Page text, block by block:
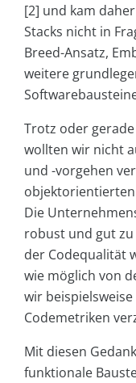
[2] und kam
Stacks nicht in
Breed-Ansatz,
weitere
Trotz oder gerade
wollten wir nicht
und -vorgehen
Die
robust und gut
der Codequalität
wie möglich von
wir
Codemetriken
Mit diesen
funktionale